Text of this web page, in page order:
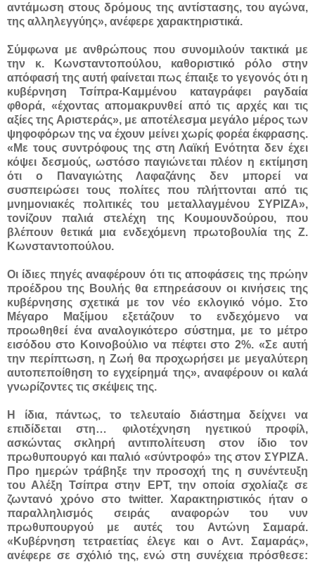
αντάμωση στους δρόμους της αντίστασης, του αγώνα,
της αλληλεγγύης», ανέφερε χαρακτηριστικά.
Σύμφωνα με ανθρώπους που συνομιλούν τακτικά με
την κ. Κωνσταντοπούλου, καθοριστικό ρόλο στην
απόφασή της αυτή φαίνεται πως έπαιξε το γεγονός ότι η
κυβέρνηση Τσίπρα-Καμμένου καταγράφει ραγδαία
φθορά, «έχοντας απομακρυνθεί από τις αρχές και τις
αξίες της Αριστεράς», με αποτέλεσμα μεγάλο μέρος των
ψηφοφόρων της να έχουν μείνει χωρίς φορέα έκφρασης.
«Με τους συντρόφους της στη Λαϊκή Ενότητα δεν έχει
κόψει δεσμούς, ωστόσο παγιώνεται πλέον η εκτίμηση
ότι ο Παναγιώτης Λαφαζάνης δεν μπορεί να
συσπειρώσει τους πολίτες που πλήττονται από τις
μνημονιακές πολιτικές του μεταλλαγμένου ΣΥΡΙΖΑ»,
τονίζουν παλιά στελέχη της Κουμουνδούρου, που
βλέπουν θετικά μια ενδεχόμενη πρωτοβουλία της Ζ.
Κωνσταντοπούλου.
Οι ίδιες πηγές αναφέρουν ότι τις αποφάσεις της πρώην
προέδρου της Βουλής θα επηρεάσουν οι κινήσεις της
κυβέρνησης σχετικά με τον νέο εκλογικό νόμο. Στο
Μέγαρο Μαξίμου εξετάζουν το ενδεχόμενο να
προωθηθεί ένα αναλογικότερο σύστημα, με το μέτρο
εισόδου στο Κοινοβούλιο να πέφτει στο 2%. «Σε αυτή
την περίπτωση, η Ζωή θα προχωρήσει με μεγαλύτερη
αυτοπεποίθηση το εγχείρημά της», αναφέρουν οι καλά
γνωρίζοντες τις σκέψεις της.
Η ίδια, πάντως, το τελευταίο διάστημα δείχνει να
επιδίδεται στη… φιλοτέχνηση ηγετικού προφίλ,
ασκώντας σκληρή αντιπολίτευση στον ίδιο τον
πρωθυπουργό και παλιό «σύντροφό» της στον ΣΥΡΙΖΑ.
Προ ημερών τράβηξε την προσοχή της η συνέντευξη
του Αλέξη Τσίπρα στην ΕΡΤ, την οποία σχολίαζε σε
ζωντανό χρόνο στο twitter. Χαρακτηριστικός ήταν ο
παραλληλισμός σειράς αναφορών του νυν
πρωθυπουργού με αυτές του Αντώνη Σαμαρά.
«Κυβέρνηση τετραετίας έλεγε και ο Αντ. Σαμαράς»,
ανέφερε σε σχόλιό της, ενώ στη συνέχεια πρόσθεσε: